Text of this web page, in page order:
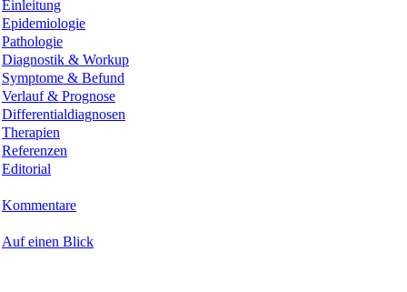
Einleitung
Epidemiologie
Pathologie
Diagnostik & Workup
Symptome & Befund
Verlauf & Prognose
Differentialdiagnosen
Therapien
Referenzen
Editorial
Kommentare
Auf einen Blick